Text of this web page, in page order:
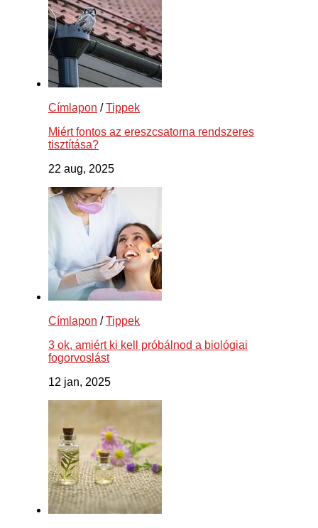
Címlapon /Tippek
Miért fontos az ereszcsatorna rendszeres
tisztítása?
22 aug, 2025
Címlapon /Tippek
3 ok, amiért ki kell próbálnod a biológiai
fogorvoslást
12 jan, 2025